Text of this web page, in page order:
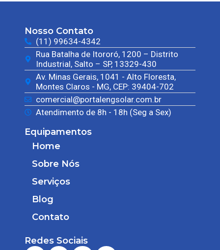
Nosso Contato
(11) 99634-4342
Rua Batalha de Itororó, 1200 – Distrito
Industrial, Salto – SP, 13329-430
Av. Minas Gerais, 1041 - Alto Floresta,
Montes Claros - MG, CEP: 39404-702
comercial@portalengsolar.com.br
Atendimento de 8h - 18h (Seg a Sex)
Equipamentos
Home
Sobre Nós
Serviços
Blog
Contato
Redes Sociais